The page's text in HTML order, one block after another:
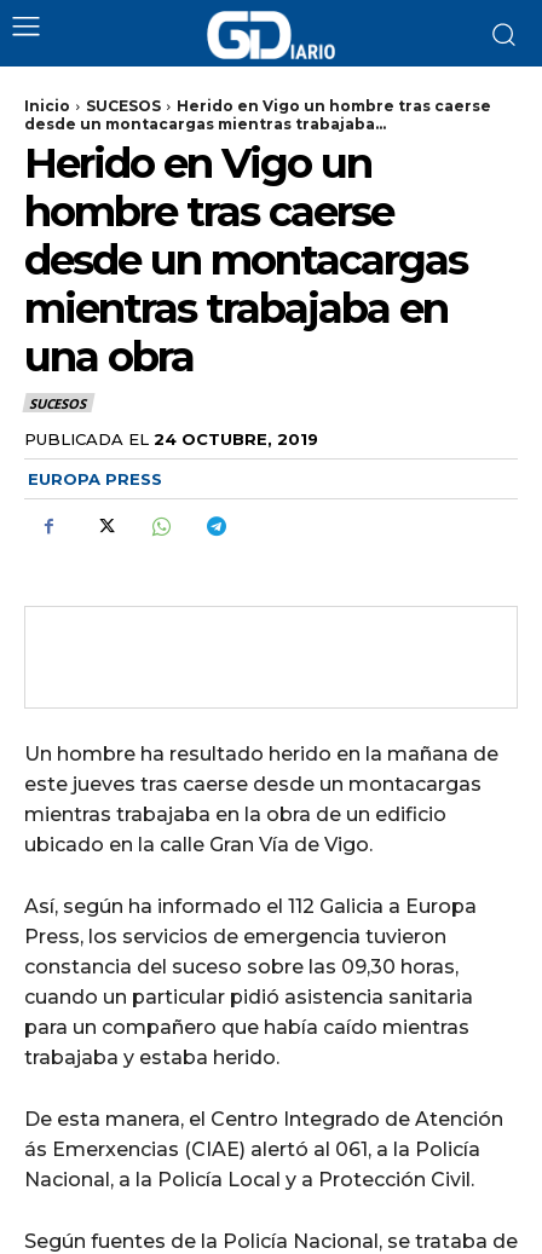
Inicio SUCESOS
Herido en Vigo un hombre tras caerse
desde un montacargas mientras trabajaba...
Herido en Vigo un
hombre tras caerse
desde un montacargas
mientras trabajaba en
una obra
SUCESOS
PUBLICADA EL 24 OCTUBRE, 2019
EUROPA PRESS
Un hombre ha resultado herido en la mañana de
este jueves tras caerse desde un montacargas
mientras trabajaba en la obra de un edificio
ubicado en la calle Gran Vía de Vigo.
Así, según ha informado el 112 Galicia a Europa
Press, los servicios de emergencia tuvieron
constancia del suceso sobre las 09,30 horas,
cuando un particular pidió asistencia sanitaria
para un compañero que había caído mientras
trabajaba y estaba herido.
De esta manera, el Centro Integrado de Atención
ás Emerxencias (CIAE) alertó al 061, a la Policía
Nacional, a la Policía Local y a Protección Civil.
Según fuentes de la Policía Nacional, se trataba de